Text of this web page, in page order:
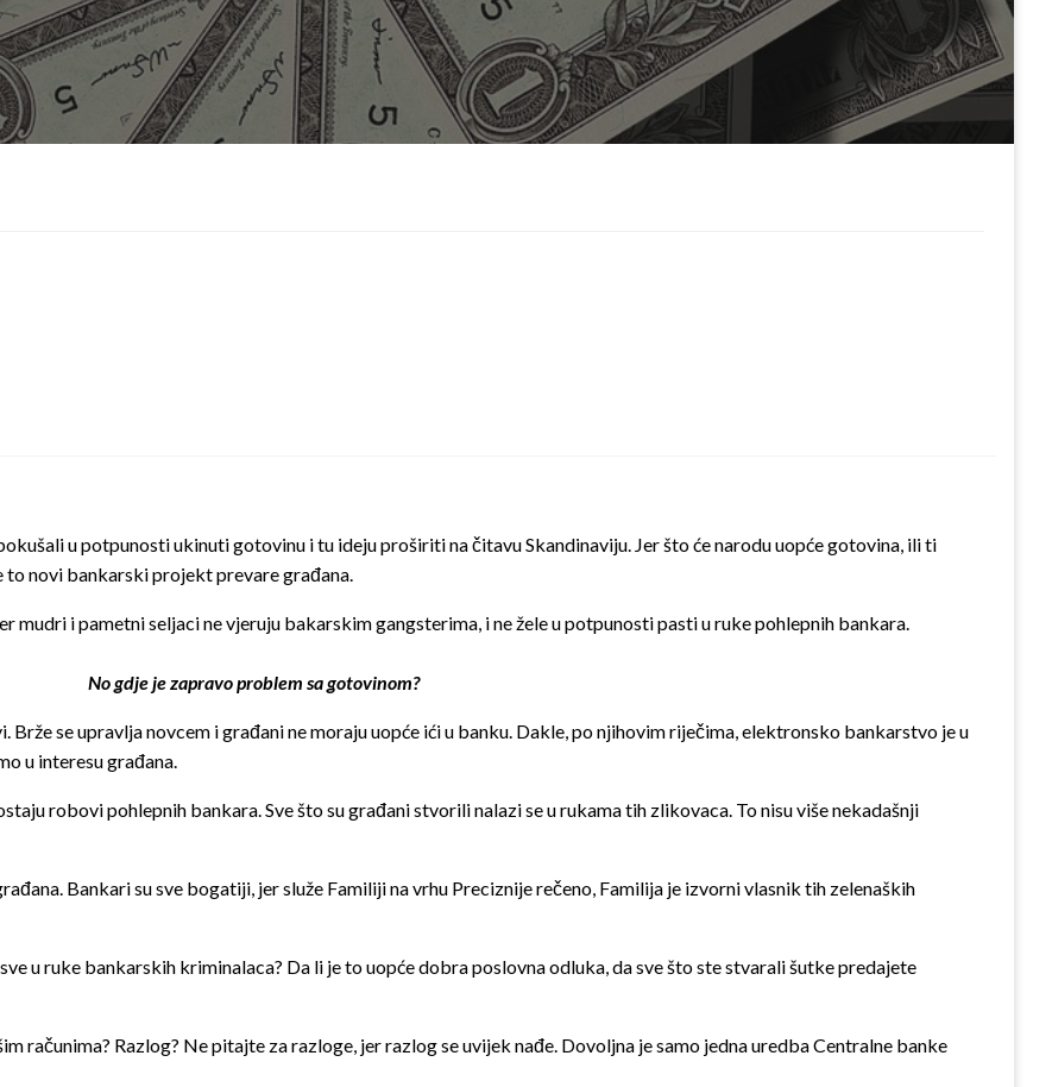
u potpunosti ukinuti gotovinu i tu ideju proširiti na čitavu Skandinaviju. Jer što će narodu uopće gotovina, ili ti
to novi bankarski projekt prevare građana.
mudri i pametni seljaci ne vjeruju bakarskim gangsterima, i ne žele u potpunosti pasti u ruke pohlepnih bankara.
No gdje je zapravo problem sa gotovinom?
se upravlja novcem i građani ne moraju uopće ići u banku. Dakle, po njihovim riječima, elektronsko bankarstvo je u
u interesu građana.
robovi pohlepnih bankara. Sve što su građani stvorili nalazi se u rukama tih zlikovaca. To nisu više nekadašnji
Bankari su sve bogatiji, jer služe Familiji na vrhu Preciznije rečeno, Familija je izvorni vlasnik tih zelenaških
u ruke bankarskih kriminalaca? Da li je to uopće dobra poslovna odluka, da sve što ste stvarali šutke predajete
računima? Razlog? Ne pitajte za razloge, jer razlog se uvijek nađe. Dovoljna je samo jedna uredba Centralne banke